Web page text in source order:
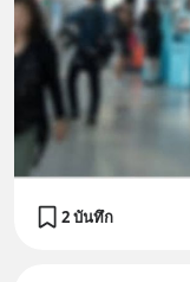
2 บันทึก